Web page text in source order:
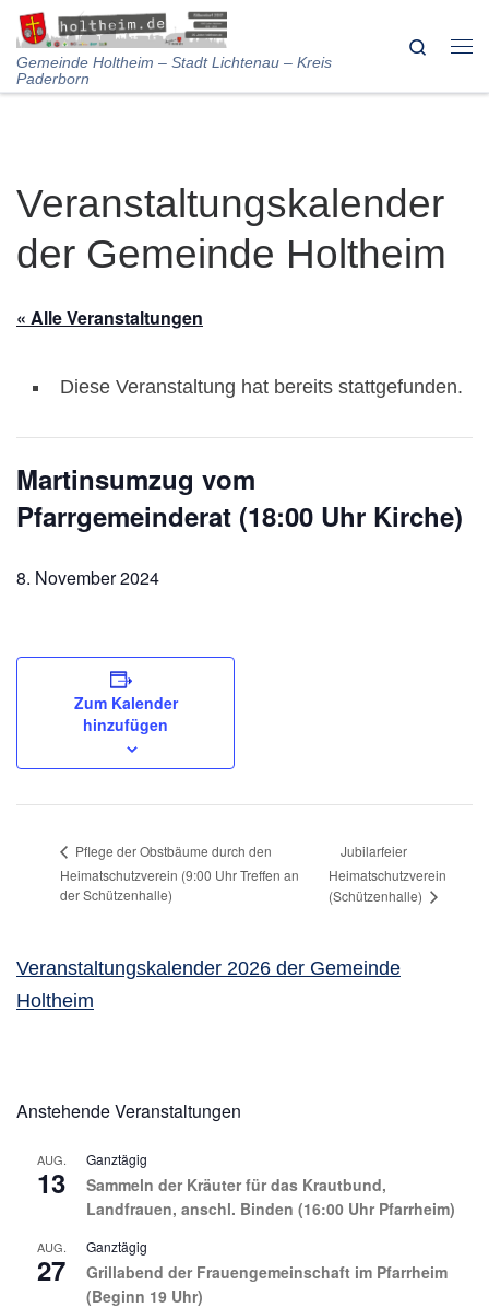
Skip to content
Gemeinde Holtheim – Stadt Lichtenau – Kreis
Paderborn
Search
Veranstaltungskalender
der Gemeinde Holtheim
« Alle Veranstaltungen
Diese Veranstaltung hat bereits stattgefunden.
Martinsumzug vom
Pfarrgemeinderat (18:00 Uhr Kirche)
8. November 2024
Zum Kalender
hinzufügen
Pflege der Obstbäume durch den
Heimatschutzverein (9:00 Uhr Treffen an
der Schützenhalle)
Jubilarfeier
Heimatschutzverein
(Schützenhalle)
Veranstaltungskalender 2026 der Gemeinde
Holtheim
Anstehende Veranstaltungen
AUG.
13
Ganztägig
Sammeln der Kräuter für das Krautbund,
Landfrauen, anschl. Binden (16:00 Uhr Pfarrheim)
AUG.
27
Ganztägig
Grillabend der Frauengemeinschaft im Pfarrheim
(Beginn 19 Uhr)